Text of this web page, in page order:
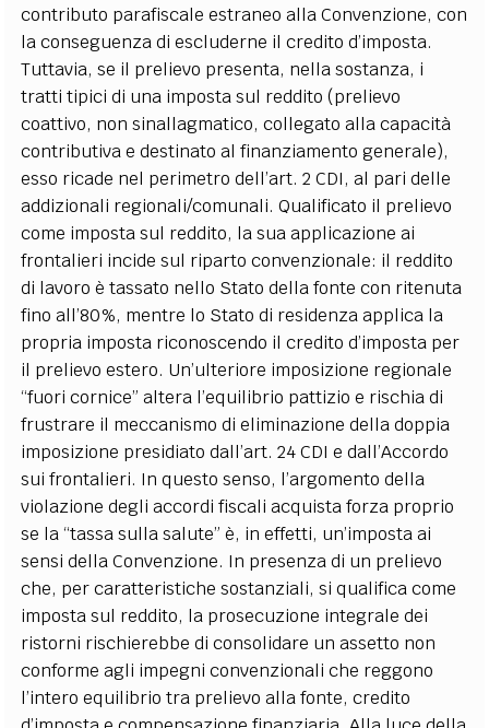
contributo parafiscale estraneo alla Convenzione, con
la conseguenza di escluderne il credito d’imposta.
Tuttavia, se il prelievo presenta, nella sostanza, i
tratti tipici di una imposta sul reddito (prelievo
coattivo, non sinallagmatico, collegato alla capacità
contributiva e destinato al finanziamento generale),
esso ricade nel perimetro dell’art. 2 CDI, al pari delle
addizionali regionali/comunali. Qualificato il prelievo
come imposta sul reddito, la sua applicazione ai
frontalieri incide sul riparto convenzionale: il reddito
di lavoro è tassato nello Stato della fonte con ritenuta
fino all’80%, mentre lo Stato di residenza applica la
propria imposta riconoscendo il credito d’imposta per
il prelievo estero. Un’ulteriore imposizione regionale
“fuori cornice” altera l’equilibrio pattizio e rischia di
frustrare il meccanismo di eliminazione della doppia
imposizione presidiato dall’art. 24 CDI e dall’Accordo
sui frontalieri. In questo senso, l’argomento della
violazione degli accordi fiscali acquista forza proprio
se la “tassa sulla salute” è, in effetti, un’imposta ai
sensi della Convenzione. In presenza di un prelievo
che, per caratteristiche sostanziali, si qualifica come
imposta sul reddito, la prosecuzione integrale dei
ristorni rischierebbe di consolidare un assetto non
conforme agli impegni convenzionali che reggono
l’intero equilibrio tra prelievo alla fonte, credito